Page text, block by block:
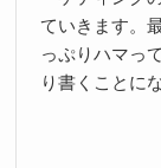
ていきます。
っぷりハマっ
り書くことに